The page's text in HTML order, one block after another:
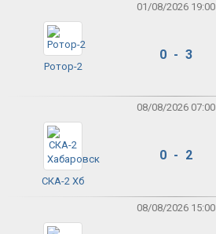
01/08/2026 19:00
Ротор-2
0 - 3
08/08/2026 07:00
СКА-2 Хб
0 - 2
08/08/2026 15:00